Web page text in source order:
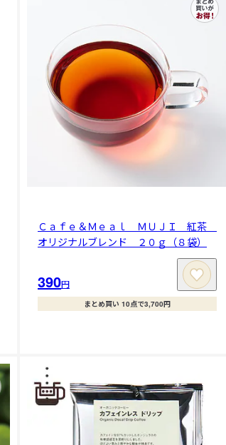
Ｃａｆｅ＆Ｍｅａｌ ＭＵＪＩ 紅茶
オリジナルブレンド ２０ｇ（８袋）
390円
まとめ買い 10点で3,700円